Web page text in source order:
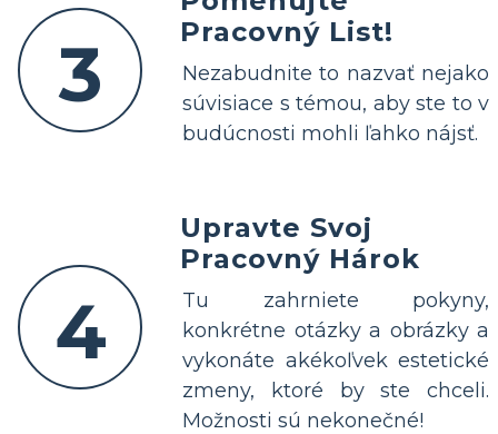
3
Pracovný List!
Nezabudnite to nazvať nejako
súvisiace s témou, aby ste to v
budúcnosti mohli ľahko nájsť.
4
Upravte Svoj
Pracovný Hárok
Tu zahrniete pokyny,
konkrétne otázky a obrázky a
vykonáte akékoľvek estetické
zmeny, ktoré by ste chceli.
Možnosti sú nekonečné!